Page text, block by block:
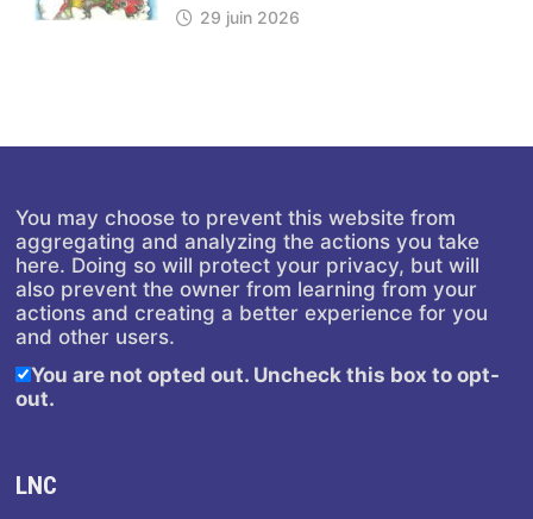
29 juin 2026
You may choose to prevent this website from
aggregating and analyzing the actions you take
here. Doing so will protect your privacy, but will
also prevent the owner from learning from your
actions and creating a better experience for you
and other users.
You are not opted out. Uncheck this box to opt-
out.
LNC